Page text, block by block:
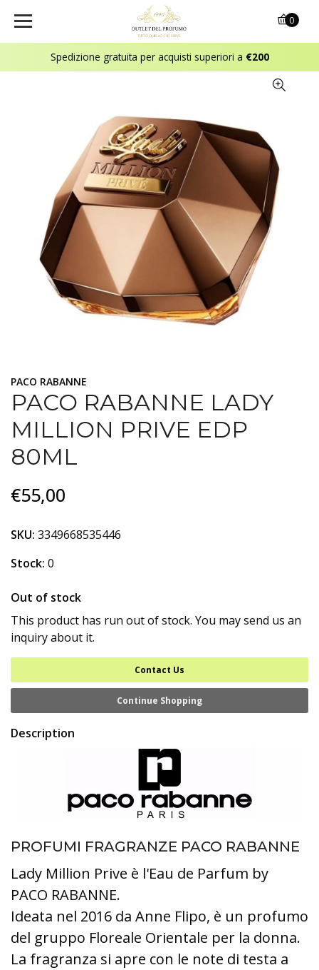
Spedizione gratuita per acquisti superiori a €200
0
PACO RABANNE
PACO RABANNE LADY
MILLION PRIVE EDP
80ML
€55,00
SKU: 3349668535446
Stock: 0
Out of stock
This product has run out of stock. You may send us an
inquiry about it.
Contact Us
Continue Shopping
Description
PROFUMI FRAGRANZE PACO RABANNE
Lady Million Prive è l'Eau de Parfum by
PACO RABANNE.
Ideata nel 2016 da Anne Flipo, è un profumo
del gruppo Floreale Orientale per la donna.
La fragranza si apre con le note di testa a